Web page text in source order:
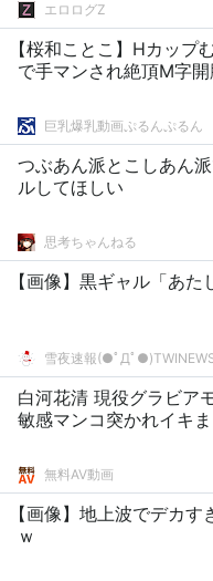
エロログZ
【桜和ことこ】Hカップ
で手マンされ絶頂M字開
巨乳爆乳動画ぷるんぷるん
つぶあん派とこしあん
ルしてほしい
思考ちゃんねる
【画像】黒ギャル「あ
雪夜速報(●ﾟДﾟ
白河花清 現役グラビア
敏感マンコ突かれイキま
無料AV動画
【画像】地上波でデカ
ｗ